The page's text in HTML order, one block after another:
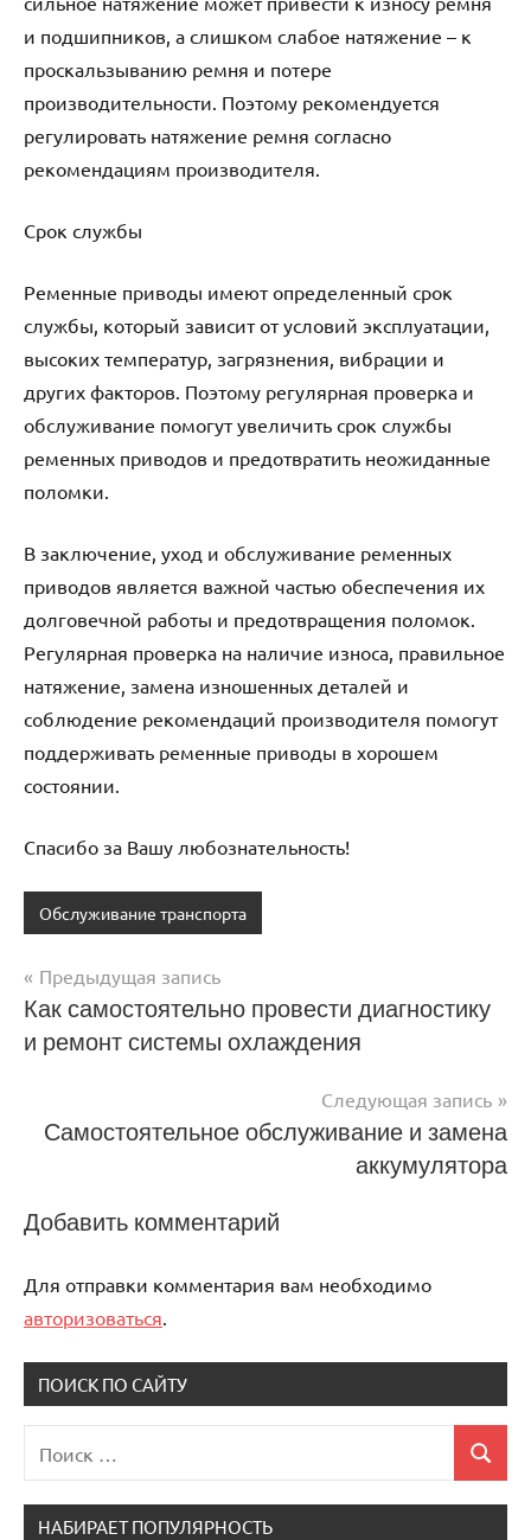
и подшипников, а слишком слабое натяжение – к
проскальзыванию ремня и потере
производительности. Поэтому рекомендуется
регулировать натяжение ремня согласно
рекомендациям производителя.
Срок службы
Ременные приводы имеют определенный срок
службы, который зависит от условий эксплуатации,
высоких температур, загрязнения, вибрации и
других факторов. Поэтому регулярная проверка и
обслуживание помогут увеличить срок службы
ременных приводов и предотвратить неожиданные
поломки.
В заключение, уход и обслуживание ременных
приводов является важной частью обеспечения их
долговечной работы и предотвращения поломок.
Регулярная проверка на наличие износа, правильное
натяжение, замена изношенных деталей и
соблюдение рекомендаций производителя помогут
поддерживать ременные приводы в хорошем
состоянии.
Спасибо за Вашу любознательность!
Обслуживание транспорта
Навигация
по
Предыдущая запись
Как самостоятельно провести диагностику
и ремонт системы охлаждения
Следующая запись
Самостоятельное обслуживание и замена
аккумулятора
Добавить комментарий
Для отправки комментария вам необходимо
авторизоваться.
ПОИСК ПО САЙТУ
для:
Поиск
НАБИРАЕТ ПОПУЛЯРНОСТЬ